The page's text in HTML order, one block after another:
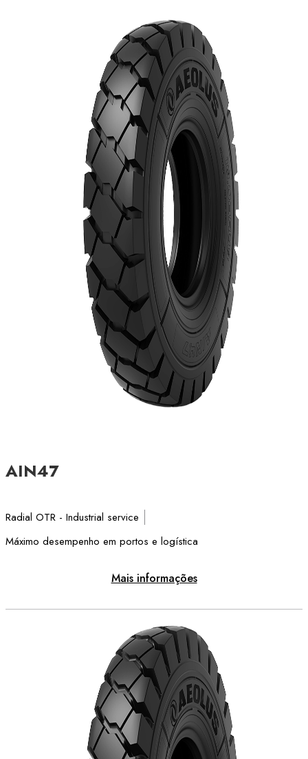
AIN47
Radial OTR - Industrial service
Máximo desempenho em portos e logística
Mais informações